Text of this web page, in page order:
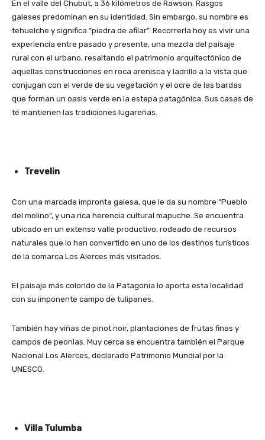
En el valle del Chubut, a 36 kilómetros de Rawson. Rasgos
galeses predominan en su identidad. Sin embargo, su nombre es
tehuelche y significa “piedra de afilar”. Recorrerla hoy es vivir una
experiencia entre pasado y presente, una mezcla del paisaje
rural con el urbano, resaltando el patrimonio arquitectónico de
aquellas construcciones en roca arenisca y ladrillo a la vista que
conjugan con el verde de su vegetación y el ocre de las bardas
que forman un oasis verde en la estepa patagónica. Sus casas de
té mantienen las tradiciones lugareñas.
Trevelin
Con una marcada impronta galesa, que le da su nombre “Pueblo
del molino”, y una rica herencia cultural mapuche. Se encuentra
ubicado en un extenso valle productivo, rodeado de recursos
naturales que lo han convertido en uno de los destinos turísticos
de la comarca Los Alerces más visitados.
El paisaje más colorido de la Patagonia lo aporta esta localidad
con su imponente campo de tulipanes.
También hay viñas de pinot noir, plantaciones de frutas finas y
campos de peonias. Muy cerca se encuentra también el Parque
Nacional Los Alerces, declarado Patrimonio Mundial por la
UNESCO.
Villa Tulumba